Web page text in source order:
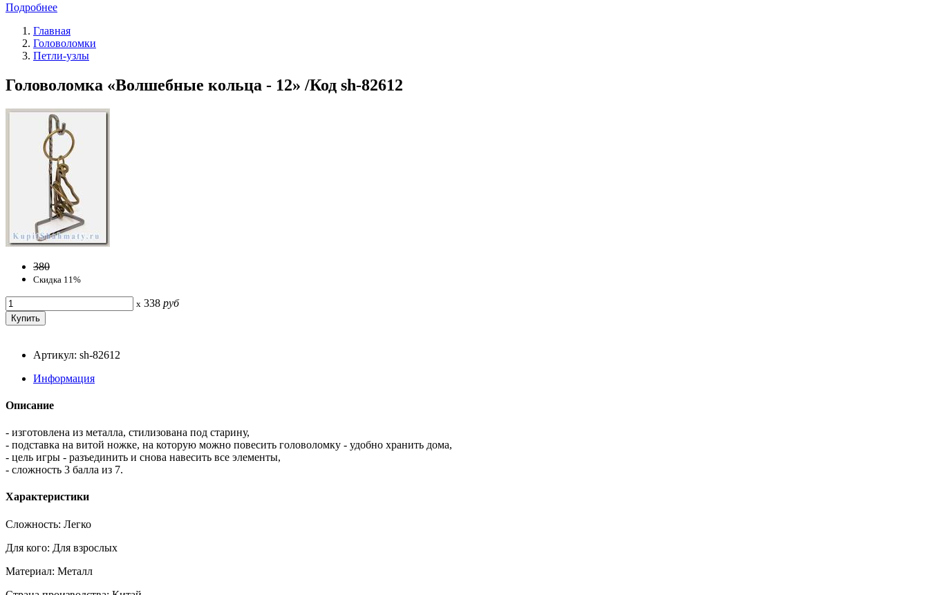
Подробнее
Главная
Головоломки
Петли-узлы
Головоломка «Волшебные кольца - 12» /Код sh-82612
380
Скидка 11%
x 338 руб
Артикул: sh-82612
Информация
Описание
- изготовлена из металла, стилизована под старину,
- подставка на витой ножке, на которую можно повесить головоломку - удобно хранить дома,
- цель игры - разъединить и снова навесить все элементы,
- сложность 3 балла из 7.
Характеристики
Сложность: Легко
Для кого: Для взрослых
Материал: Металл